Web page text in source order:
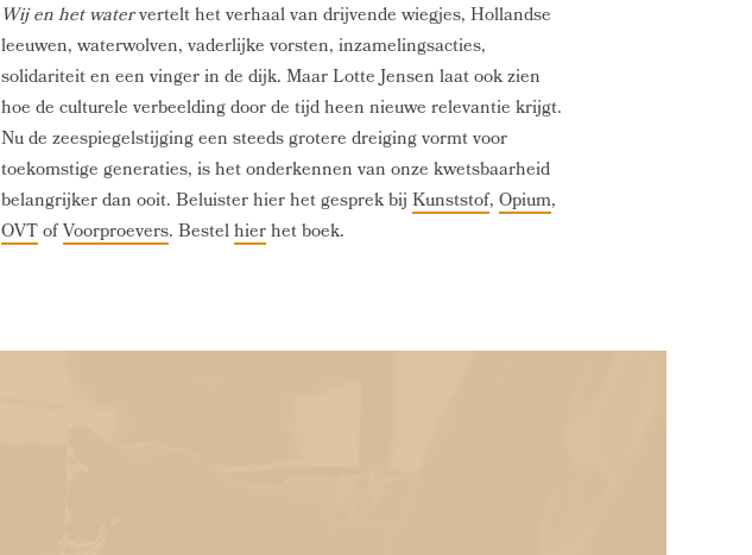
Wij en het watervertelt het verhaal van drijvende wiegjes, Hollandse
leeuwen, waterwolven, vaderlijke vorsten, inzamelingsacties,
solidariteit en een vinger in de dijk. Maar Lotte Jensen laat ook zien
hoe de culturele verbeelding door de tijd heen nieuwe relevantie krijgt.
Nu de zeespiegelstijging een steeds grotere dreiging vormt voor
toekomstige generaties, is het onderkennen van onze kwetsbaarheid
belangrijker dan ooit. Beluister hier het gesprek bijKunststof,Opium,
OVTofVoorproevers. Bestelhierhet boek.